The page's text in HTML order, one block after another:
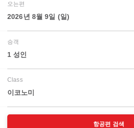
오는편
2026년 8월 9일 (일)
승객
1 성인
Class
이코노미
항공편 검색